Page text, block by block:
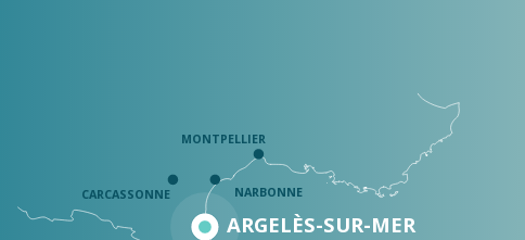
ARGELÈS-SUR-MER
MONTPELLIER
NARBONNE
CARCASSONNE